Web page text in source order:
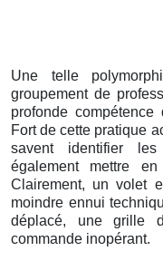
Une telle
groupement de
profonde
Fort de cette pratique
savent identifier
également mettre
Clairement, un volet
moindre ennui
déplacé, une grille
commande inopérant.